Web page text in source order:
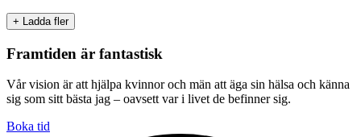
+ Ladda fler
Framtiden är fantastisk
Vår vision är att hjälpa kvinnor och män att äga sin hälsa och känna
sig som sitt bästa jag – oavsett var i livet de befinner sig.
Boka tid